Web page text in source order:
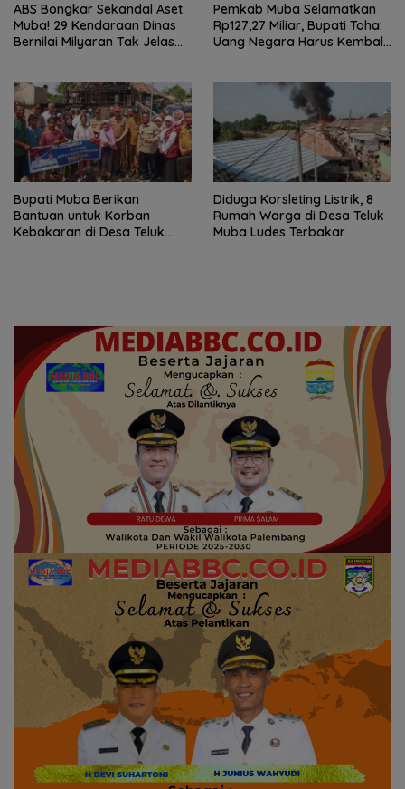
ABS Bongkar Sekandal Aset
Muba! 29 Kendaraan Dinas
Bernilai Milyaran Tak Jelas
Pemkab Muba Selamatkan
Rp127,27 Miliar, Bupati Toha:
Uang Negara Harus Kembali
Bupati Muba Berikan
Bantuan untuk Korban
Kebakaran di Desa Teluk
Diduga Korsleting Listrik, 8
Rumah Warga di Desa Teluk
Muba Ludes Terbakar